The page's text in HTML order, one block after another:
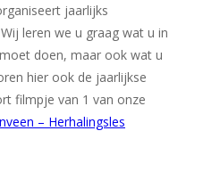
jaarlijks
leren we u graag wat u in
doen, maar ook wat u
hier ook de jaarlijkse
filmpje van 1 van onze
– Herhalingsles